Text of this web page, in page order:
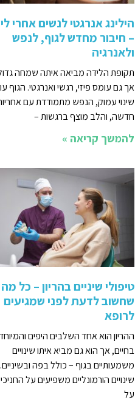
הילינג אנרגטי לנשים אחרי
– חיבור מחדש לגוף, לנפש
ולאנרגיה
תקופת הלידה מביאה איתה שמחה
אך גם עומס פיזי, רגשי ואנרגטי. הגוף
שינוי עמוק, הנפש מתמודדת עם
חדשה, והלב מוצף ברגשות –
להמשך קריאה »
טיפולי שיניים בהריון – כל מה
שחשוב לדעת לפני שמגיעים
לרופא
ההריון הוא אחד השלבים היפים
בחיים, אך הוא גם מביא איתו שינויים
משמעותיים בגוף – כולל בפה ובשיניים.
שינויים הורמונליים משפיעים על
על